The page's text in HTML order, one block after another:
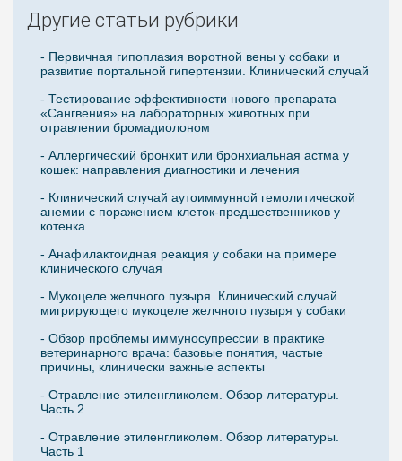
Другие статьи рубрики
- Первичная гипоплазия воротной вены у собаки и
развитие портальной гипертензии. Клинический случай
- Тестирование эффективности нового препарата
«Сангвения» на лабораторных животных при
отравлении бромадиолоном
- Аллергический бронхит или бронхиальная астма у
кошек: направления диагностики и лечения
- Клинический случай аутоиммунной гемолитической
анемии с поражением клеток-предшественников у
котенка
- Анафилактоидная реакция у собаки на примере
клинического случая
- Мукоцеле желчного пузыря. Клинический случай
мигрирующего мукоцеле желчного пузыря у собаки
- Обзор проблемы иммуносупрессии в практике
ветеринарного врача: базовые понятия, частые
причины, клинически важные аспекты
- Отравление этиленгликолем. Обзор литературы.
Часть 2
- Отравление этиленгликолем. Обзор литературы.
Часть 1